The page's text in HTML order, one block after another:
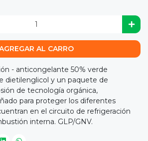
AL CARRO
- anticongelante 50% verde
dietilenglicol y un paquete de
de tecnología orgánica,
para proteger los diferentes
en el circuito de refrigeración
interna. GLP/GNV.